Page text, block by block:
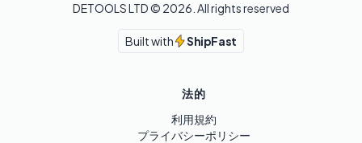
DETOOLS LTD © 2026 . All rights reserved
Built with ShipFast
法的
利用規約
プライバシーポリシー